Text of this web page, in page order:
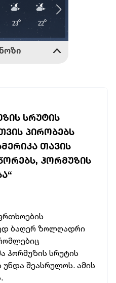
ᲡᲠᲣᲢᲘᲡ
ᲞᲘᲠᲝᲑᲔᲑᲡ
ᲗᲐᲕᲘᲡ
ᲰᲝᲠᲛᲣᲖᲘᲡ
ბაღერ ზოლღადრი
ჰორმუზის სრუტის
შეასრულოს. ამის